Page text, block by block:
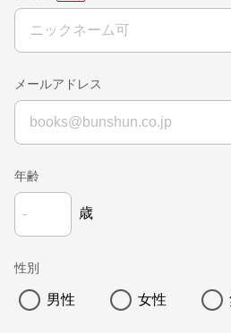
メールアドレス
年齢
歳
性別
男性 女性